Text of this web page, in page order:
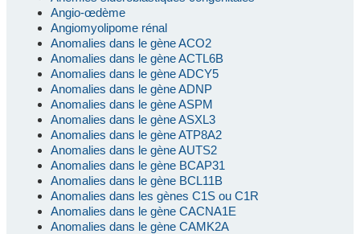
Angio-œdème
Angiomyolipome rénal
Anomalies dans le gène ACO2
Anomalies dans le gène ACTL6B
Anomalies dans le gène ADCY5
Anomalies dans le gène ADNP
Anomalies dans le gène ASPM
Anomalies dans le gène ASXL3
Anomalies dans le gène ATP8A2
Anomalies dans le gène AUTS2
Anomalies dans le gène BCAP31
Anomalies dans le gène BCL11B
Anomalies dans les gènes C1S ou C1R
Anomalies dans le gène CACNA1E
Anomalies dans le gène CAMK2A